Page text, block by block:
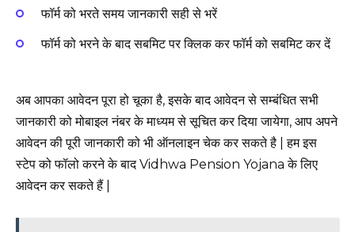
फॉर्म को भरते समय जानकारी सही से भरें
फॉर्म को भरने के बाद सबमिट पर क्लिक कर फॉर्म को सबमिट कर दें
अब आपका आवेदन पूरा हो चूका है, इसके बाद आवेदन से सम्बंधित सभी
जानकारी को मोबाइल नंबर के माध्यम से सूचित कर दिया जायेगा, आप अपने
आवेदन की पूरी जानकारी को भी ऑनलाइन चेक कर सकते है | हम इस
स्टेप को फॉलो करने के बाद Vidhwa Pension Yojana के लिए
आवेदन कर सकते हैं |